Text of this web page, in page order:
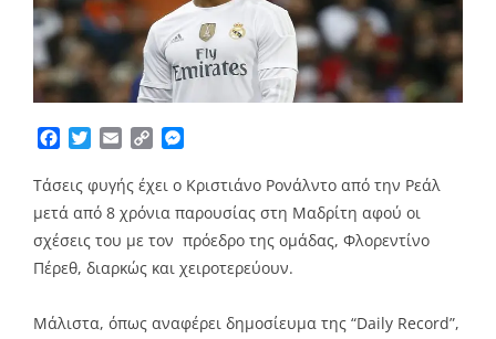
Facebook
TwitterEmailCopy
Τάσεις φυγής έχει ο Κριστιάνο Ρονάλντο από την Ρεάλ
μετά από 8 χρόνια παρουσίας στη Μαδρίτη αφού οι
σχέσεις του με τον πρόεδρο της ομάδας, Φλορεντίνο
Πέρεθ, διαρκώς και χειροτερεύουν.
Μάλιστα, όπως αναφέρει δημοσίευμα της “Daily Record”,